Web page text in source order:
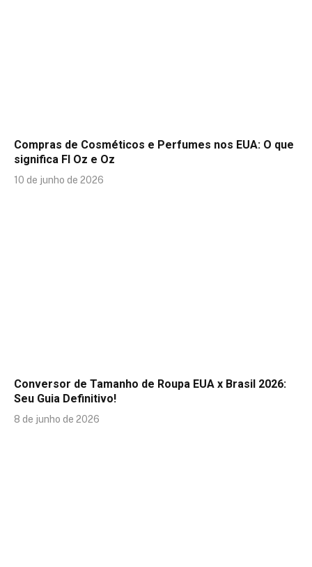
Compras de Cosméticos e Perfumes nos EUA: O que
significa Fl Oz e Oz
10 de junho de 2026
Conversor de Tamanho de Roupa EUA x Brasil 2026:
Seu Guia Definitivo!
8 de junho de 2026